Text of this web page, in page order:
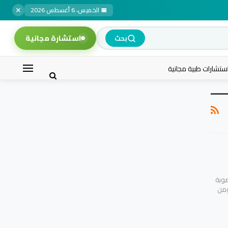
📅 الخميس، 6 أغسطس 2026 ✕
بحث استشارة مجانية
استشارات طبية مجانية